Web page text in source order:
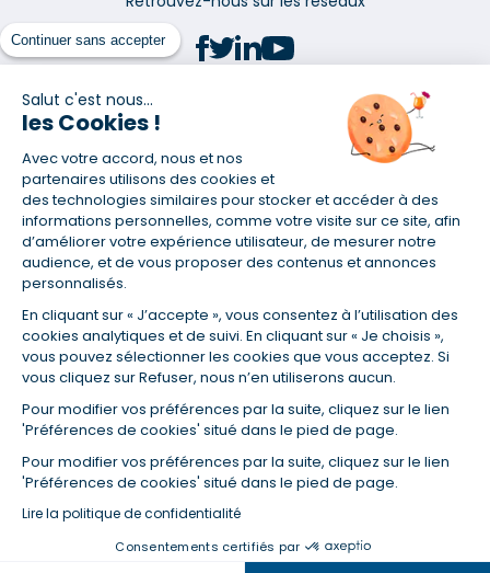
Continuer sans accepter
Salut c'est nous...
les Cookies !
Avec votre accord, nous et nos
partenaires utilisons des cookies et
des technologies similaires pour stocker et accéder à des
informations personnelles, comme votre visite sur ce site, afin
d’améliorer votre expérience utilisateur, de mesurer notre
audience, et de vous proposer des contenus et annonces
personnalisés.
En cliquant sur « J’accepte », vous consentez à l’utilisation des
cookies analytiques et de suivi. En cliquant sur « Je choisis »,
vous pouvez sélectionner les cookies que vous acceptez. Si
vous cliquez sur Refuser, nous n’en utiliserons aucun.
Pour modifier vos préférences par la suite, cliquez sur le lien
'Préférences de cookies' situé dans le pied de page.
Pour modifier vos préférences par la suite, cliquez sur le lien
'Préférences de cookies' situé dans le pied de page.
Lire la politique de confidentialité
Consentements certifiés par
(1) Taux fixe national hors assurance et selon votre profil
(2) Économie de 65 % pour l'assurance d'un prêt amortissable de 330
457,23 € à 0,90 % sur 19,5 ans, accordé à un salarié non cadre assuré à
100 % (décès, PTIA, IPP, ITT, IPP) âgé de 36 ans fumeur et une personne
salariée non cadre assurée à 100 % (décès, PTIA, IPP, ITT, IPP) âgée de 35
ans et non-fumeur, tous deux sans risque médical connu. Au
14/07/2019, coût de l'assurance proposée par la banque 179,08 €/mois
en moyenne contre 64,60 €/mois en moyenne au 14/07/2022 avec
Empruntis.com (TAEA : 0,44 %, coût total de l'assurance : 15 117,65 €).
(3) Taux minimum pour un crédit consommation d'un montant fixé entre
5 000 et 20 000 euros, selon profil et durée.
(4) La diminution du montant des mensualités entraîne l'allongement
de la durée de remboursement ainsi que la hausse du coût total du
(5) Banques de réseau, mutualistes, spécialisées, directions
régionales, organismes de crédit selon votre profil et votre demande.
Mutuelles, compagnies et courtiers d'assurances. Selon votre profil et
votre demande.
régionales, organismes de crédit, selon votre profil et votre demande.